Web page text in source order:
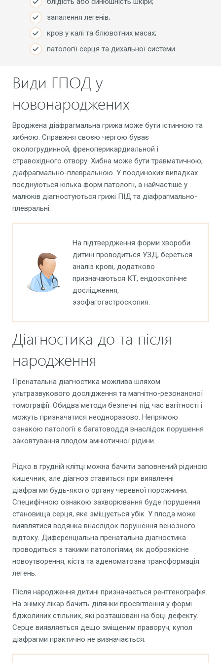
запалення легенів;
кров у калі та блювотних масах;
патології серця та дихальної системи.
Види ГПОД у
новонароджених
Вроджена діафрагмальна грижа може бути істинною та
хибною. Справжня своєю чергою буває
окологрудинной, френоперикардиальной і
стравохідного отвору. Хибна може бути травматичною,
діафрагмально-плевральною. У поодиноких випадках
поєднуються кілька форм патології, а найчастіше у
малюків діагностуються грижі ПІД та діафрагмально-
плевральні.
На підтвердження форми хвороби
дитині проводиться УЗД, береться
аналіз крові, додатково
призначаються КТ, ендоскопічне
дослідження,
эзофагогастроскопия.
Діагностика до та після
народження
Пренатальна діагностика можлива шляхом
ультразвукового дослідження та магнітно-резонансної
томографії. Обидва методи безпечні під час вагітності і
можуть призначатися неодноразово. Непрямою
ознакою патології є багатоводдя внаслідок порушення
заковтування плодом амніотичної рідини.
Рідко в грудній клітці можна бачити заповнений рідиною
кишечник, але діагноз ставиться при виявленні
діафрагми будь-якого органу черевної порожнини.
Специфічною ознакою захворювання буде порушення
становища серця, яке зміщується убік. У плода може
виявлятися водянка внаслідок порушення венозного
відтоку. Диференціальна пренатальна діагностика
проводиться з такими патологіями, як доброякісне
новоутворення, кіста та аденоматозна трансформація
легень.
Після народження дитині призначається рентгенографія.
На знімку лікар бачить ділянки просвітлення у формі
бджолиних стільник, які розташовані на боці дефекту.
Серце виявляється дещо зміщеним праворуч, купол
діафрагми практично не визначається.